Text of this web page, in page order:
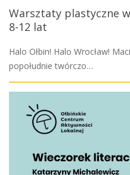
Warsztaty plastyczne
8-12 lat
Halo Ołbin! Halo Wrocław!
popołudnie twórczo…